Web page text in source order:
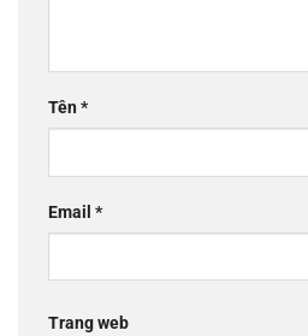
Tên*
Email *
Trang web